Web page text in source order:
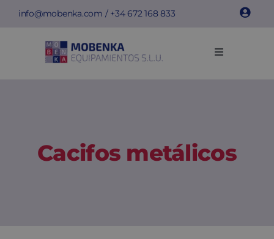
Skipinfo@mobenka.com / +34672 168 833
Toggle
Instalações
Cacifos metálicos